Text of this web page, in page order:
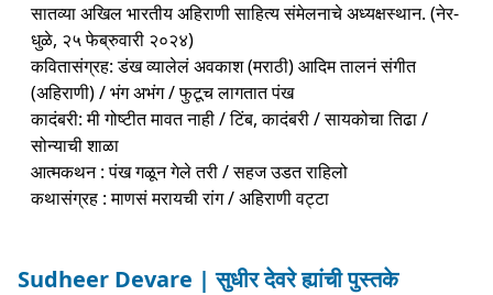
सातव्या अखिल भारतीय अहिराणी साहित्य संमेलनाचे अध्यक्षस्थान. (नेर-
धुळे, २५ फेब्रुवारी २०२४)
कवितासंग्रह: डंख व्यालेलं अवकाश (मराठी) आदिम तालनं संगीत
(अहिराणी) / भंग अभंग / फुटूच लागतात पंख
कादंबरी: मी गोष्टीत मावत नाही / टिंब, कादंबरी / सायकोचा तिढा /
सोन्याची शाळा
आत्मकथन : पंख गळून गेले तरी / सहज उडत राहिलो
कथासंग्रह : माणसं मरायची रांग / अहिराणी वट्टा
Sudheer Devare | सुधीर देवरे ह्यांची पुस्तके